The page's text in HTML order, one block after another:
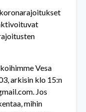
Vesa
arkisin klo 15:n
Jos
mihin